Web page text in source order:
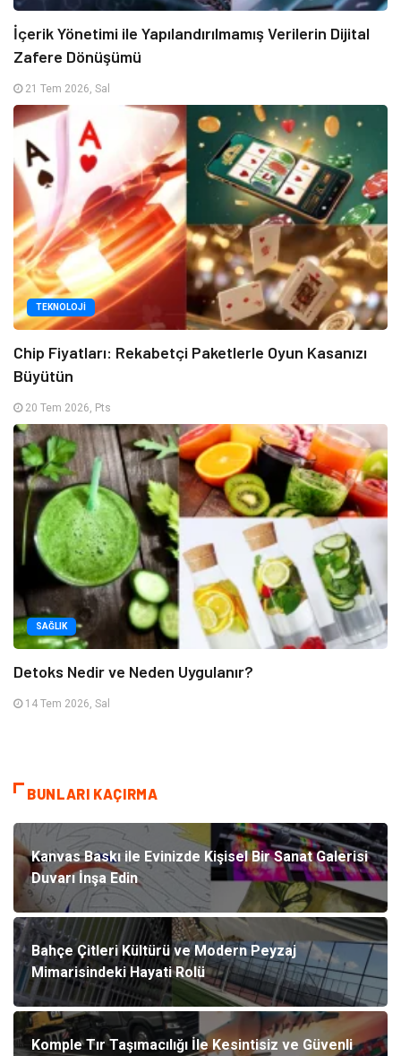
İçerik Yönetimi ile Yapılandırılmamış Verilerin Dijital
Zafere Dönüşümü
21 Tem 2026, Sal
TEKNOLOJI
Chip Fiyatları: Rekabetçi Paketlerle Oyun Kasanızı
Büyütün
20 Tem 2026, Pts
SAĞLIK
Detoks Nedir ve Neden Uygulanır?
14 Tem 2026, Sal
BUNLARI KAÇIRMA
Kanvas Baskı ile Evinizde Kişisel Bir Sanat Galerisi
Duvarı İnşa Edin
Bahçe Çitleri Kültürü ve Modern Peyzaj
Mimarisindeki Hayati Rolü
Komple Tır Taşımacılığı İle Kesintisiz ve Güvenli